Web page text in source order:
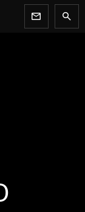
newsletter search